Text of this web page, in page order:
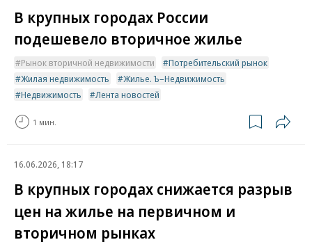
В крупных городах России
подешевело вторичное жилье
Рынок вторичной недвижимости
Потребительский рынок
Жилая недвижимость
Жилье. Ъ–Недвижимость
Недвижимость
Лента новостей
1 мин.
16.06.2026, 18:17
В крупных городах снижается разрыв
цен на жилье на первичном и
вторичном рынках